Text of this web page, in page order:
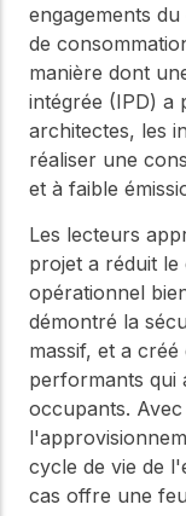
les
du
des
la
des
engagements
de
manière dont
intégrée (IPD) a
architectes, les
réaliser une
et à faible
Les lecteurs
projet a réduit
opérationnel
démontré la
massif, et a
performants qui
occupants.
cycle de vie de
cas offre une